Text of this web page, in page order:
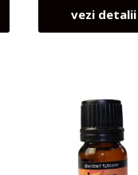
vezi detalii